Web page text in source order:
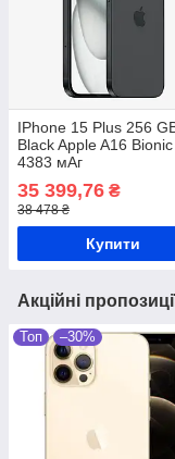
IPhone 15 Plus 256
Black Apple A16 Bionic
4383 мАг
35 399,76 ₴
38 478 ₴
Купити
Акційні
Топ –30%